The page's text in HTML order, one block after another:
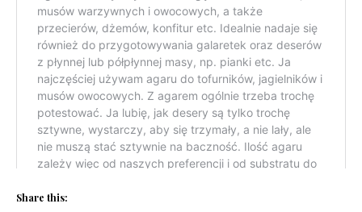
Share this: